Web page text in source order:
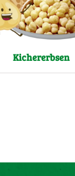
Kichererbsen